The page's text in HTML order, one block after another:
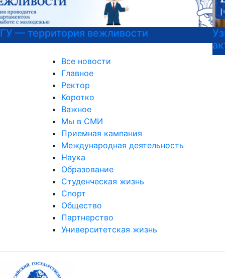
Узнать больше о музейных экспонатах и
актуальных выставках
Все новости
Главное
Ректор
Коротко
Важное
Мы в СМИ
Приемная кампания
Международная деятельность
Наука
Образование
Студенческая жизнь
Спорт
Общество
Партнерство
Университетская жизнь